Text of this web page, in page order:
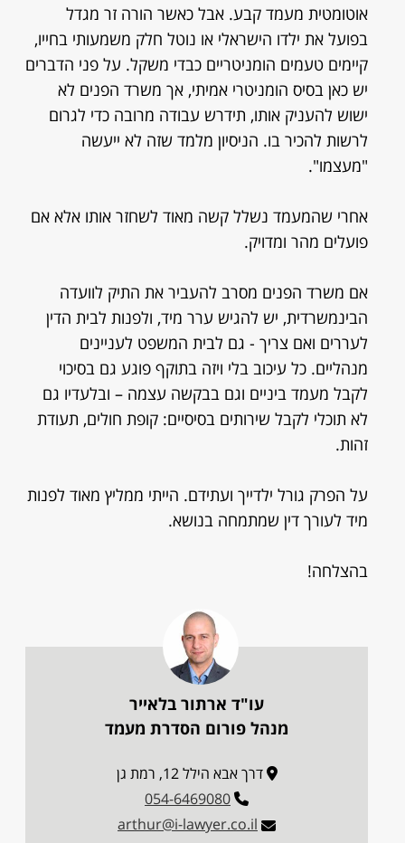
אוטומטית מעמד קבע. אבל כאשר הורה זר מגדל
בפועל את ילדו הישראלי או נוטל חלק משמעותי בחייו,
קיימים טעמים הומניטריים כבדי משקל. על פני הדברים
יש כאן בסיס הומניטרי אמיתי, אך משרד הפנים לא
ישוש להעניק אותו, תידרש עבודה מרובה כדי לגרום
לרשות להכיר בו. הניסיון מלמד שזה לא ייעשה
"מעצמו".
אחרי שהמעמד נשלל קשה מאוד לשחזר אותו אלא אם
פועלים מהר ומדויק.
אם משרד הפנים מסרב להעביר את התיק לוועדה
הבינמשרדית, יש להגיש ערר מיד, ולפנות לבית הדין
לעררים ואם צריך - גם לבית המשפט לעניינים
מנהליים. כל עיכוב בלי ויזה בתוקף פוגע גם בסיכוי
לקבל מעמד ביניים וגם בבקשה עצמה – ובלעדיו גם
לא תוכלי לקבל שירותים בסיסיים: קופת חולים, תעודת
זהות.
על הפרק גורל ילדייך ועתידם. הייתי ממליץ מאוד לפנות
מיד לעורך דין שמתמחה בנושא.
בהצלחה!
עו"ד ארתור בלאייר
מנהל פורום הסדרת מעמד
דרך אבא הילל 12, רמת גן
054-6469080
arthur@i-lawyer.co.il